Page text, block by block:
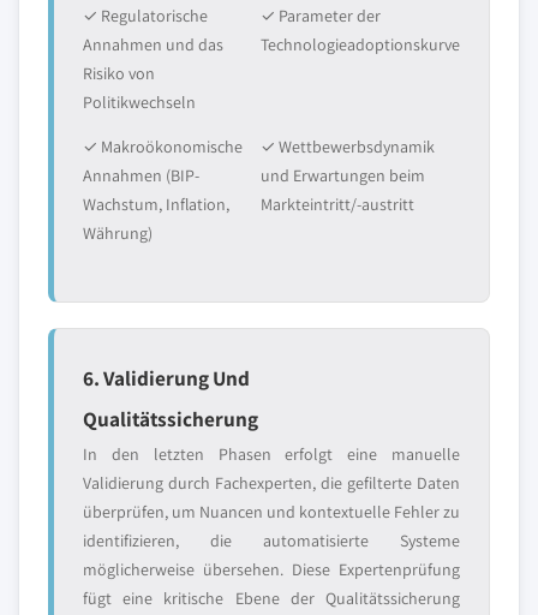
✓ Regulatorische
Annahmen und das
Risiko von
Politikwechseln
✓ Parameter der
Technologieadoptionskurve
✓ Makroökonomische
Annahmen (BIP-
Wachstum, Inflation,
Währung)
✓ Wettbewerbsdynamik
und Erwartungen beim
Markteintritt/-austritt
6. Validierung Und
Qualitätssicherung
In den letzten Phasen erfolgt eine manuelle
Validierung durch Fachexperten, die gefilterte Daten
überprüfen, um Nuancen und kontextuelle Fehler zu
identifizieren, die automatisierte Systeme
möglicherweise übersehen. Diese Expertenprüfung
fügt eine kritische Ebene der Qualitätssicherung